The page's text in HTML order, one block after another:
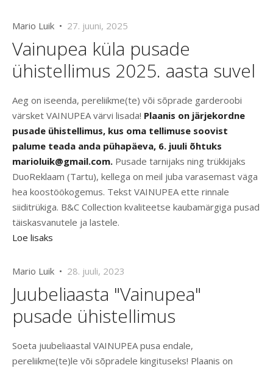
Mario Luik • 27. juuni, 2025
Vainupea küla pusade
ühistellimus 2025. aasta suvel
Aeg on iseenda, pereliikme(te) või sõprade garderoobi
värsket VAINUPEA värvi lisada! Plaanis on järjekordne
pusade ühistellimus, kus oma tellimuse soovist
palume teada anda pühapäeva, 6. juuli õhtuks
marioluik@gmail.com. Pusade tarnijaks ning trükkijaks
DuoReklaam (Tartu), kellega on meil juba varasemast väga
hea koostöökogemus. Tekst VAINUPEA ette rinnale
siiditrükiga. B&C Collection kvaliteetse kaubamärgiga pusad
täiskasvanutele ja lastele.
Loe lisaks
Mario Luik • 28. juuli, 2023
Juubeliaasta "Vainupea"
pusade ühistellimus
Soeta juubeliaastal VAINUPEA pusa endale,
pereliikme(te)le või sõpradele kingituseks! Plaanis on